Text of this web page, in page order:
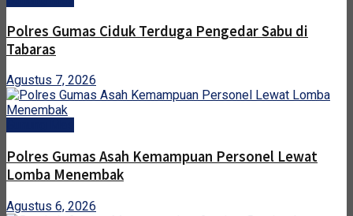
Polres Gumas Ciduk Terduga Pengedar Sabu di
Tabaras
Agustus 7, 2026
Polres Gumas Asah Kemampuan Personel Lewat
Lomba Menembak
Agustus 6, 2026